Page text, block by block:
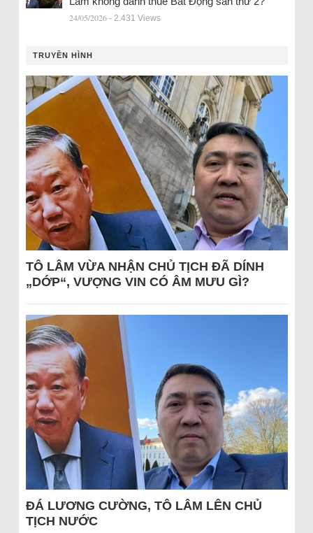
24/05/2026 - 2.431 Views
TRUYỀN HÌNH
TÔ LÂM VỪA NHẬN CHỦ TỊCH ĐÃ DÍNH
„DỚP“, VƯỢNG VIN CÓ ÂM MƯU GÌ?
ĐÁ LƯƠNG CƯỜNG, TÔ LÂM LÊN CHỦ
TỊCH NƯỚC